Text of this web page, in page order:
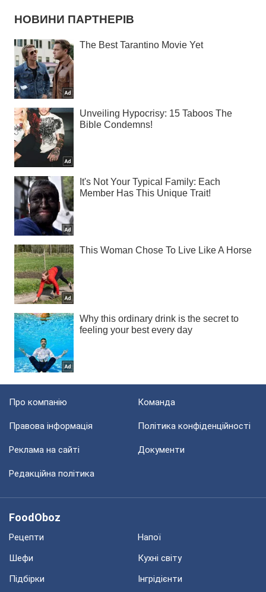
Про компанію Команда
Правова інформація Політика конфіденційності
Реклама на сайті Документи
Редакційна політика
FoodOboz
Рецепти
Напої
Шефи
Кухні світу
Підбірки
Інгрідієнти